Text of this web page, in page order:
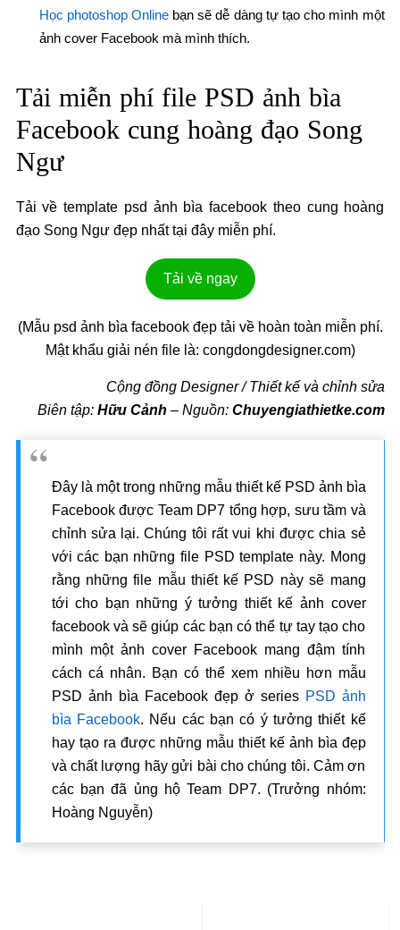
Học photoshop Onlinebạn sẽ dễ dàng tự tạo cho mình một
ảnh cover Facebook mà mình thích.
Tải miễn phí file PSD ảnh bìa
Facebook cung hoàng đạo Song
Ngư
Tải về template psd ảnh bìa facebook theo cung hoàng
đạo Song Ngư đẹp nhất tại đây miễn phí.
Tải về ngay
(Mẫu psd ảnh bìa facebook đẹp tải về hoàn toàn miễn phí.
Mật khẩu giải nén file là: congdongdesigner.com)
Cộng đồng Designer / Thiết kế và chỉnh sửa
Biên tập: Hữu Cảnh – Nguồn: Chuyengiathietke.com
Đây là một trong những mẫu thiết kế PSD ảnh bìa
Facebook được Team DP7 tổng hợp, sưu tầm và
chỉnh sửa lại. Chúng tôi rất vui khi được chia sẻ
với các bạn những file PSD template này. Mong
rằng những file mẫu thiết kế PSD này sẽ mang
tới cho bạn những ý tưởng thiết kế ảnh cover
facebook và sẽ giúp các bạn có thể tự tay tạo cho
mình một ảnh cover Facebook mang đậm tính
cách cá nhân. Bạn có thể xem nhiều hơn mẫu
PSD ảnh bìa Facebook đẹp ở series PSD ảnh
bìa Facebook. Nếu các bạn có ý tưởng thiết kế
hay tạo ra được những mẫu thiết kế ảnh bìa đẹp
và chất lượng hãy gửi bài cho chúng tôi. Cảm ơn
các bạn đã ủng hộ Team DP7. (Trưởng nhóm:
Hoàng Nguyễn)